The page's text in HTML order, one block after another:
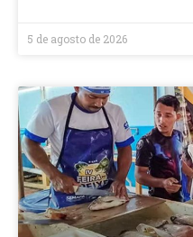
5 de agosto de 2026